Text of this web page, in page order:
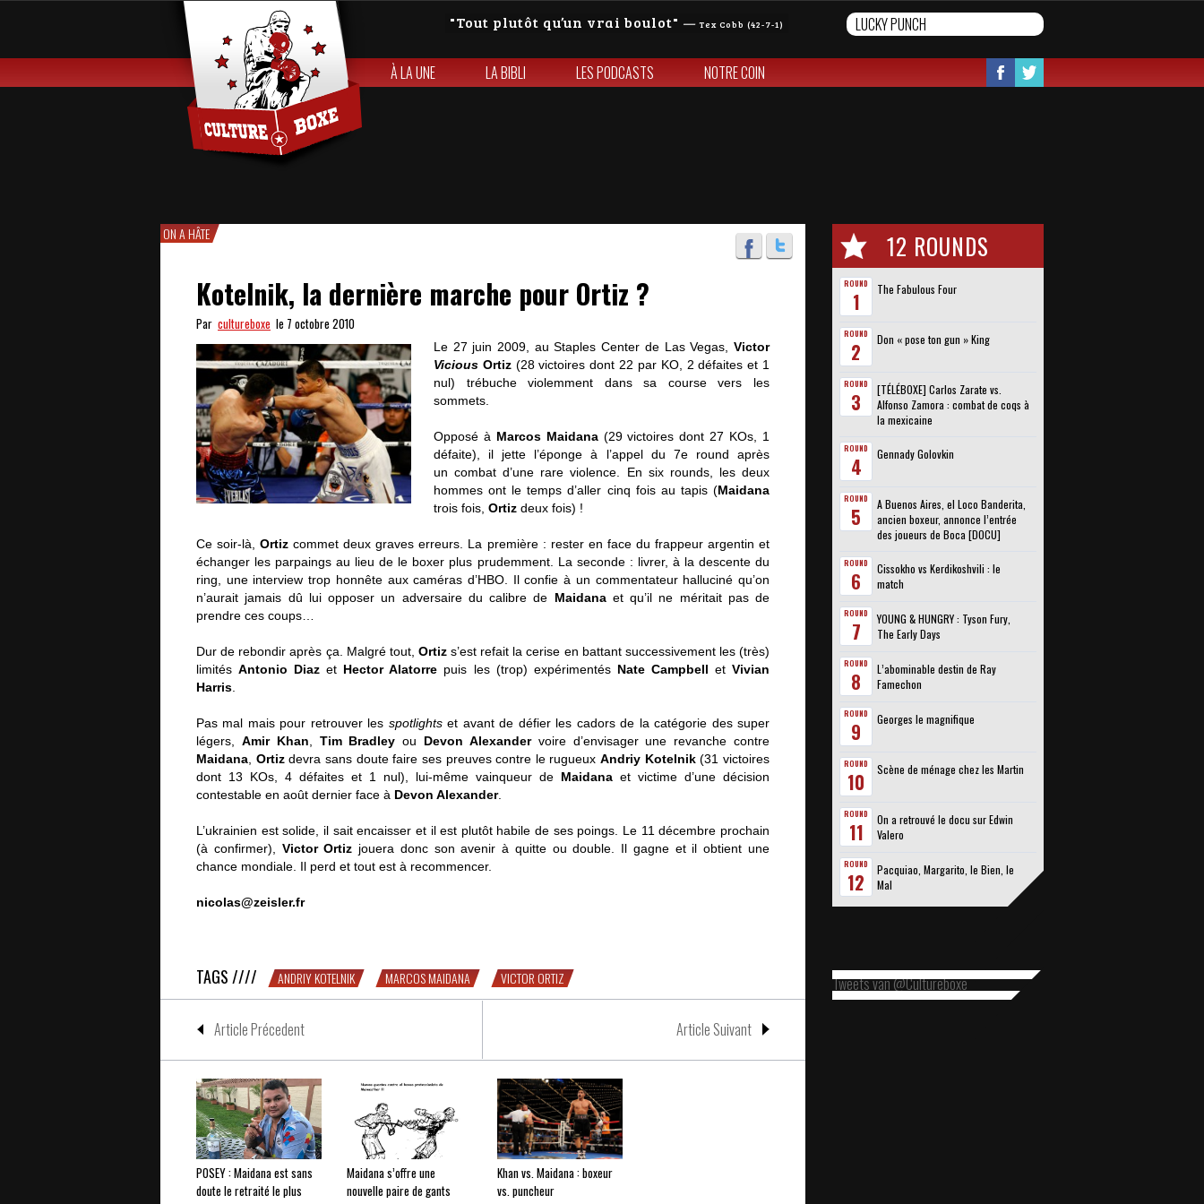
Tout plutôt qu’un vrai boulot — Tex Cobb (42-7-1)
À LA UNE LA BIBLI LES PODCASTS NOTRE COIN
12 ROUNDS
ROUND
1 The Fabulous Four
ROUND
2 Don « pose ton gun » King
ROUND
3
[TÉLÉBOXE] Carlos Zarate vs.
Alfonso Zamora : combat de coqs à
la mexicaine
ROUND
4 Gennady Golovkin
ROUND
5
A Buenos Aires, el Loco Banderita,
ancien boxeur, annonce l’entrée
des joueurs de Boca [DOCU]
ROUND
6
Cissokho vs Kerdikoshvili : le
match
ROUND
7
YOUNG & HUNGRY : Tyson Fury,
The Early Days
ROUND
8
L’abominable destin de Ray
Famechon
ROUND
9 Georges le magnifique
ROUND
10 Scène de ménage chez les Martin
ROUND
11
On a retrouvé le docu sur Edwin
Valero
ROUND
12
Pacquiao, Margarito, le Bien, le
Mal
Tweets van @Cultureboxe
ON A HÂTE
Kotelnik, la dernière marche pour Ortiz ?
Par cultureboxe le 7 octobre 2010
Le 27 juin 2009, au Staples Center de Las Vegas, Victor
Vicious Ortiz(28 victoires dont 22 par KO, 2 défaites et 1
nul) trébuche violemment dans sa course vers les
sommets.
Opposé à Marcos Maidana(29 victoires dont 27 KOs, 1
défaite), il jette l’éponge à l’appel du 7e round après
un combat d’une rare violence. En six rounds, les deux
hommes ont le temps d’aller cinq fois au tapis (Maidana
trois fois, Ortiz deux fois) !
Ce soir-là,Ortiz commet deux graves erreurs. La première : rester en face du frappeur argentin et
échanger les parpaings au lieu de le boxer plus prudemment. La seconde : livrer, à la descente du
ring, une interview trop honnête aux caméras d’HBO. Il confie à un commentateur halluciné qu’on
n’aurait jamais dû lui opposer un adversaire du calibre de Maidanaet qu’il ne méritait pas de
prendre ces coups…
Dur de rebondir après ça. Malgré tout, Ortizs’est refait la cerise en battant successivement les (très)
limitésAntonio Diaz et Hector Alatorre puis les (trop) expérimentés Nate Campbell etVivian
Harris
Pas mal mais pour retrouver les spotlightset avant de défier les cadors de la catégorie des super
légers, Amir Khan Tim Bradley ou Devon Alexandervoire d’envisager une revanche contre
Maidana Ortizdevra sans doute faire ses preuves contre le rugueuxAndriy Kotelnik(31 victoires
dont 13 KOs, 4 défaites et 1 nul), lui-même vainqueur de Maidana et victime d’une décision
contestable en août dernier face à Devon Alexander.
L’ukrainien est solide, il sait encaisser et il est plutôt habile de ses poings. Le 11 décembre prochain
(à confirmer), Victor Ortiz jouera donc son avenir à quitte ou double. Il gagne et il obtient une
chance mondiale. Il perd et tout est à recommencer.
nicolas@zeisler.fr
TAGS //// ANDRIY KOTELNIK MARCOS MAIDANA VICTOR ORTIZ
Article Précedent Article Suivant
POSEY : Maidana est sans
doute le retraité le plus
Maidana s’offre une
nouvelle paire de gants
Khan vs. Maidana : boxeur
vs. puncheur